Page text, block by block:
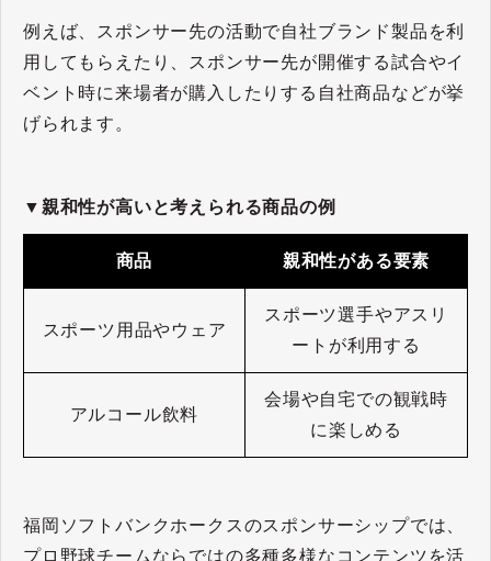
例えば、スポンサー先の活動で自社ブランド製品を利
用してもらえたり、スポンサー先が開催する試合やイ
ベント時に来場者が購入したりする自社商品などが挙
げられます。
▼親和性が高いと考えられる商品の例
商品 親和性がある要素
スポーツ用品やウェア
スポーツ選手やアスリ
ートが利用する
アルコール飲料
会場や自宅での観戦時
に楽しめる
福岡ソフトバンクホークスのスポンサーシップでは、
プロ野球チームならではの多種多様なコンテンツを活